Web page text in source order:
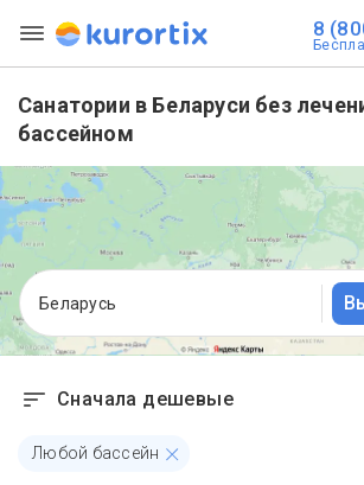
8
Санатории в Беларуси без
бассейном
Беларусь
Сначала дешевые
Любой бассейн